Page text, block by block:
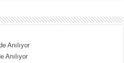
Anılıyor
Anılıyor